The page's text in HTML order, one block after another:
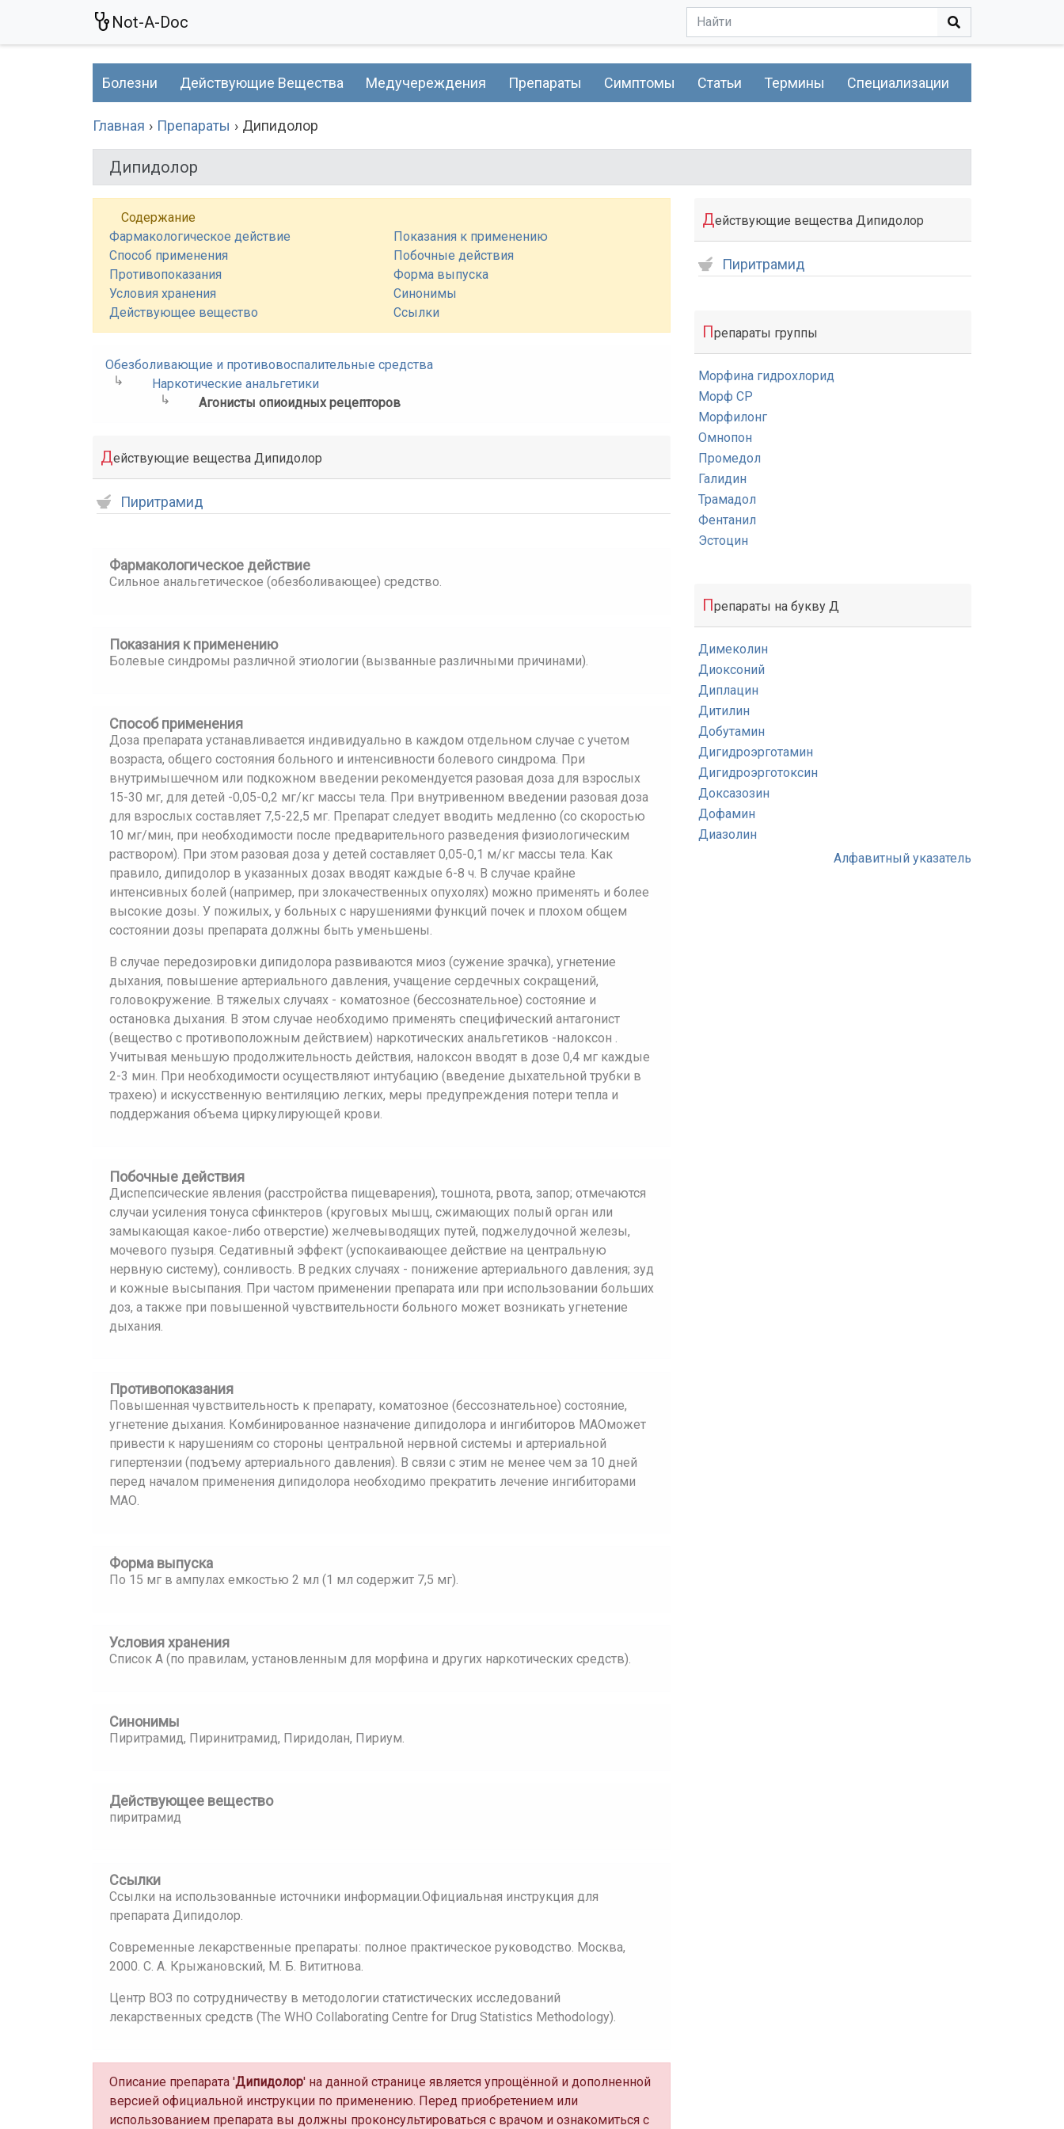
Not-A-Doc
Болезни Действующие Вещества Медучереждения Препараты Симптомы Статьи Термины Специализации
Главная Препараты Дипидолор
Дипидолор
Содержание
Фармакологическое действие
Показания к применению
Способ применения
Побочные действия
Противопоказания
Форма выпуска
Условия хранения
Синонимы
Действующее вещество
Ссылки
Обезболивающие и противовоспалительные средства
Наркотические анальгетики
Агонисты опиоидных рецепторов
Действующие вещества Дипидолор
Пиритрамид
Фармакологическое действие
Сильное анальгетическое (обезболивающее) средство.
Показания к применению
Болевые синдромы различной этиологии (вызванные различными причинами).
Способ применения
Доза препарата устанавливается индивидуально в каждом отдельном случае с учетом
возраста, общего состояния больного и интенсивности болевого синдрома. При
внутримышечном или подкожном введении рекомендуется разовая доза для взрослых
15-30 мг, для детей -0,05-0,2 мг/кг массы тела. При внутривенном введении разовая доза
для взрослых составляет 7,5-22,5 мг. Препарат следует вводить медленно (со скоростью
10 мг/мин, при необходимости после предварительного разведения физиологическим
раствором). При этом разовая доза у детей составляет 0,05-0,1 м/кг массы тела. Как
правило, дипидолор в указанных дозах вводят каждые 6-8 ч. В случае крайне
интенсивных болей (например, при злокачественных опухолях) можно применять и более
высокие дозы. У пожилых, у больных с нарушениями функций почек и плохом общем
состоянии дозы препарата должны быть уменьшены.
В случае передозировки дипидолора развиваются миоз (сужение зрачка), угнетение
дыхания, повышение артериального давления, учащение сердечных сокращений,
головокружение. В тяжелых случаях - коматозное (бессознательное) состояние и
остановка дыхания. В этом случае необходимо применять специфический антагонист
(вещество с противоположным действием) наркотических анальгетиков -налоксон .
Учитывая меньшую продолжительность действия, налоксон вводят в дозе 0,4 мг каждые
2-3 мин. При необходимости осуществляют интубацию (введение дыхательной трубки в
трахею) и искусственную вентиляцию легких, меры предупреждения потери тепла и
поддержания объема циркулирующей крови.
Побочные действия
Диспепсические явления (расстройства пищеварения), тошнота, рвота, запор; отмечаются
случаи усиления тонуса сфинктеров (круговых мышц, сжимающих полый орган или
замыкающая какое-либо отверстие) желчевыводящих путей, поджелудочной железы,
мочевого пузыря. Седативный эффект (успокаивающее действие на центральную
нервную систему), сонливость. В редких случаях - понижение артериального давления; зуд
и кожные высыпания. При частом применении препарата или при использовании больших
доз, а также при повышенной чувствительности больного может возникать угнетение
дыхания.
Противопоказания
Повышенная чувствительность к препарату, коматозное (бессознательное) состояние,
угнетение дыхания. Комбинированное назначение дипидолора и ингибиторов МАОможет
привести к нарушениям со стороны центральной нервной системы и артериальной
гипертензии (подъему артериального давления). В связи с этим не менее чем за 10 дней
перед началом применения дипидолора необходимо прекратить лечение ингибиторами
МАО.
Форма выпуска
По 15 мг в ампулах емкостью 2 мл (1 мл содержит 7,5 мг).
Условия хранения
Список А (по правилам, установленным для морфина и других наркотических средств).
Синонимы
Пиритрамид, Пиринитрамид, Пиридолан, Пириум.
Действующее вещество
пиритрамид
Ссылки
Ссылки на использованные источники информации.Официальная инструкция для
препарата Дипидолор.
Современные лекарственные препараты: полное практическое руководство. Москва,
2000. С. А. Крыжановский, М. Б. Вититнова.
Центр ВОЗ по сотрудничеству в методологии статистических исследований
лекарственных средств (The WHO Collaborating Centre for Drug Statistics Methodology).
Описание препарата 'Дипидолор' на данной странице является упрощённой и дополненной
версией официальной инструкции по применению. Перед приобретением или
использованием препарата вы должны проконсультироваться с врачом и ознакомиться с
Действующие вещества Дипидолор
Пиритрамид
Препараты группы
Морфина гидрохлорид
Морф СР
Морфилонг
Омнопон
Промедол
Галидин
Трамадол
Фентанил
Эстоцин
Препараты на букву Д
Димеколин
Диоксоний
Диплацин
Дитилин
Добутамин
Дигидроэрготамин
Дигидроэрготоксин
Доксазозин
Дофамин
Диазолин
Алфавитный указатель